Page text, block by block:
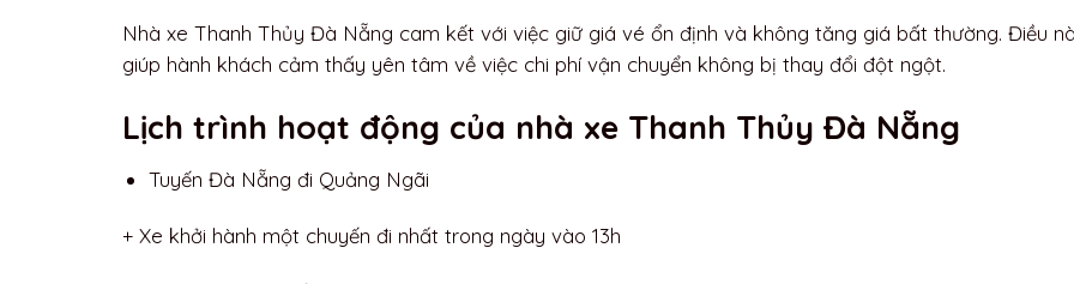
Nhà xe Thanh Thủy Đà Nẵng cam kết với việc giữ giá vé ổn định và không tăng giá bất thường. Điều
giúp hành khách cảm thấy yên tâm về việc chi phí vận chuyển không bị thay đổi đột ngột.
Lịch trình hoạt động của nhà xe Thanh Thủy Đà Nẵng
Tuyến Đà Nẵng đi Quảng Ngãi
+ Xe khởi hành một chuyến đi nhất trong ngày vào 13h